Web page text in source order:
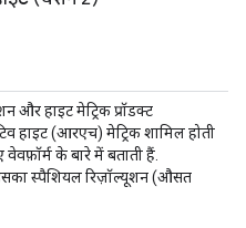
हाइट मेट्रिक प्रॉडक्ट
हाइट (आरएच) मेट्रिक शामिल होती
वेवफ़ॉर्म के बारे में बताती हैं.
स्पैशियल रिज़ॉल्यूशन (औसत